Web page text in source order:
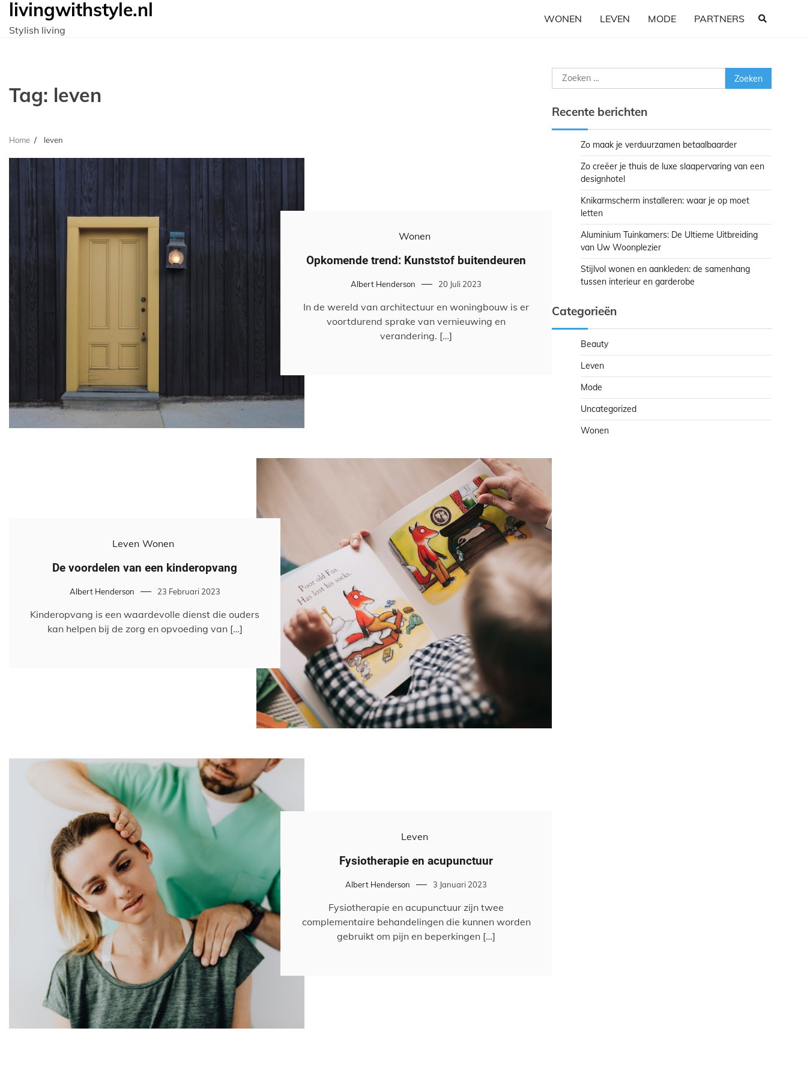
de
livingwithstyle.nl
Stylish living
WONEN LEVEN MODE PARTNERS
Tag: leven
Home leven
Wonen
Opkomende trend: Kunststof buitendeuren
Albert Henderson 20 Juli 2023
In de wereld van architectuur en woningbouw is er
voortdurend sprake van vernieuwing en
verandering. […]
Leven Wonen
De voordelen van een kinderopvang
Albert Henderson 23 Februari 2023
Kinderopvang is een waardevolle dienst die ouders
kan helpen bij de zorg en opvoeding van […]
Leven
Fysiotherapie en acupunctuur
Albert Henderson 3 Januari 2023
Fysiotherapie en acupunctuur zijn twee
complementaire behandelingen die kunnen worden
gebruikt om pijn en beperkingen […]
Zoeken
naar:
Recente berichten
Zo maak je verduurzamen betaalbaarder
Zo creëer je thuis de luxe slaapervaring van een
designhotel
Knikarmscherm installeren: waar je op moet
letten
Aluminium Tuinkamers: De Ultieme Uitbreiding
van Uw Woonplezier
Stijlvol wonen en aankleden: de samenhang
tussen interieur en garderobe
Categorieën
Beauty
Leven
Mode
Uncategorized
Wonen